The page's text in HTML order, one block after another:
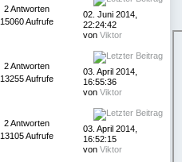
2 Antworten
15060 Aufrufe
02. Juni 2014,
22:24:42
von Viktor
2 Antworten
13255 Aufrufe
03. April 2014,
16:55:36
von Viktor
2 Antworten
13105 Aufrufe
03. April 2014,
16:52:15
von Viktor